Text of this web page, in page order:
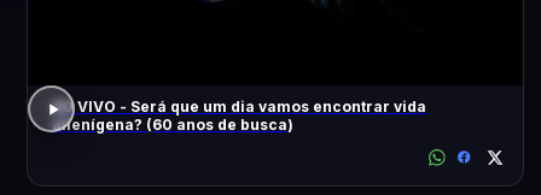
AO VIVO - Será que um dia vamos encontrar vida
alienígena? (60 anos de busca)